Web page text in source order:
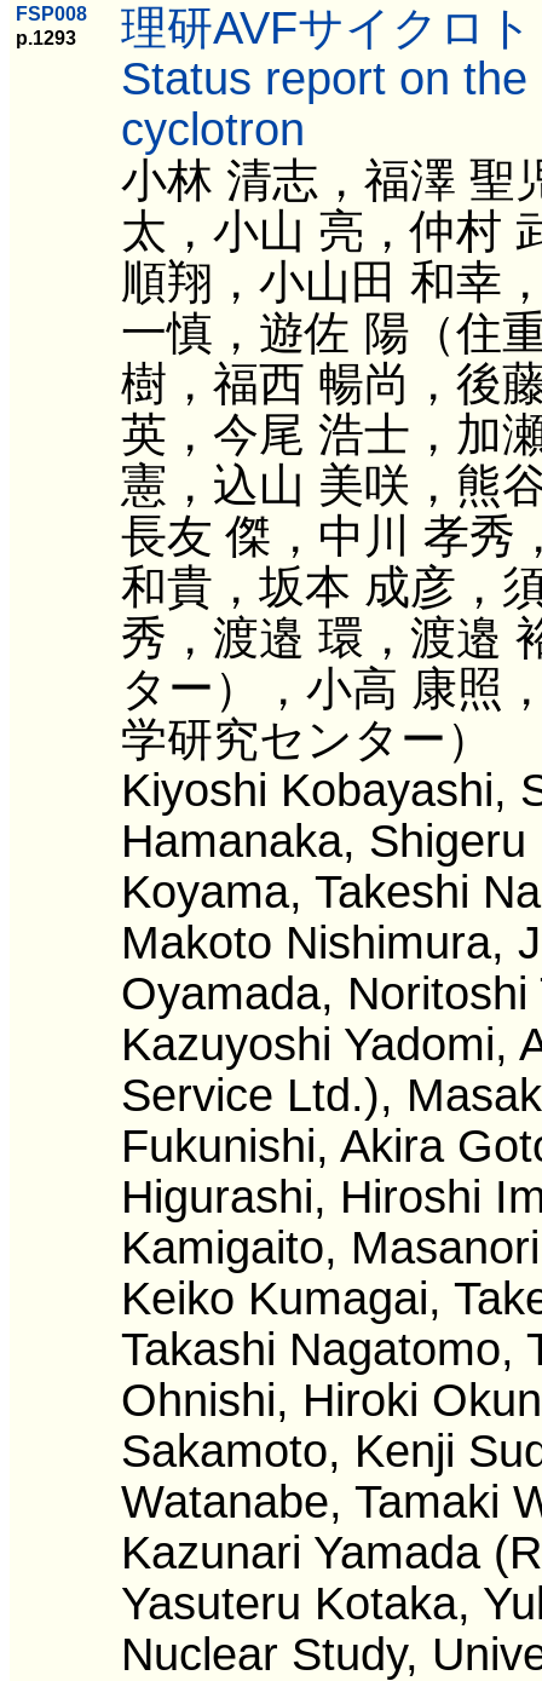
FSP008
p.1293
理研AVFサイクロ
Status report on
cyclotron
小林 清志，福澤 聖
太，小山 亮，仲村
順翔，小山田 和幸
一慎，遊佐 陽（住
樹，福西 暢尚，後
英，今尾 浩士，加
憲，込山 美咲，熊
長友 傑，中川 孝秀
和貴，坂本 成彦，
秀，渡邉 環，渡邉
ター），小高 康照
学研究センター）
Kiyoshi Kobayashi,
Hamanaka,
Koyama, Takeshi
Makoto Nishimura,
Oyamada,
Kazuyoshi Yadomi,
Service Ltd.),
Fukunishi, Akira
Higurashi, Hiroshi
Kamigaito,
Keiko Kumagai,
Takashi Nagatomo,
Ohnishi, Hiroki
Sakamoto, Kenji
Watanabe, Tamaki
Kazunari Yamada
Yasuteru Kotaka,
Nuclear Study,